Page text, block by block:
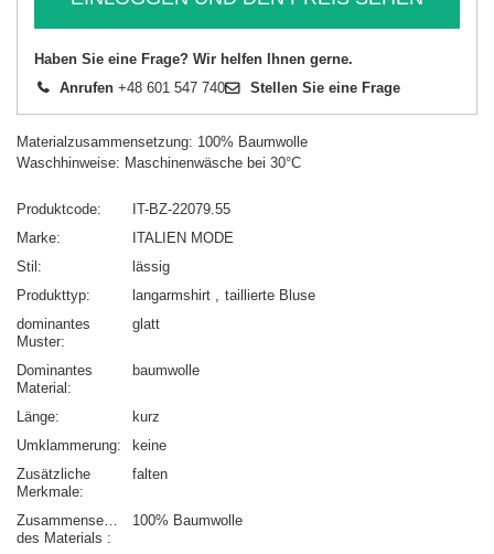
Haben Sie eine Frage? Wir helfen Ihnen gerne.
Anrufen +48 601 547 740 Stellen Sie eine Frage
Materialzusammensetzung: 100% Baumwolle
Waschhinweise: Maschinenwäsche bei 30°C
Produktcode
IT-BZ-22079.55
Marke
ITALIEN MODE
Stil
lässig
Produkttyp
langarmshirt
taillierte Bluse
dominantes
Muster
glatt
Dominantes
Material
baumwolle
Länge
kurz
Umklammerung
keine
Zusätzliche
Merkmale
falten
Zusammensetzung
des Materials
100% Baumwolle